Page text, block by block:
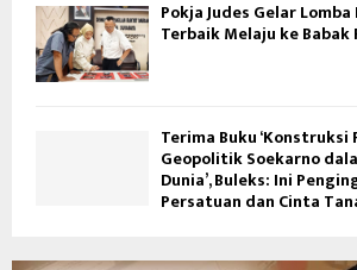
Pokja Judes Gelar
Terbaik Melaju ke Babak
Terima Buku ‘Konstruksi
Geopolitik Soekarno
Dunia’, Buleks: Ini
Persatuan dan Cinta